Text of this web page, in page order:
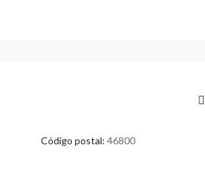
Código postal: 46800